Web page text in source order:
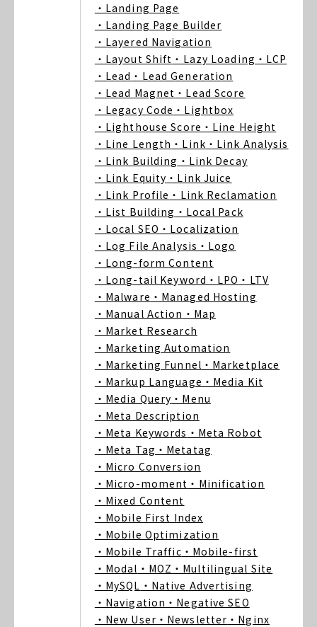
・Landing Page
・Landing Page Builder
・Layered Navigation
・Layout Shift ・Lazy Loading ・LCP
・Lead ・Lead Generation
・Lead Magnet ・Lead Score
・Legacy Code ・Lightbox
・Lighthouse Score ・Line Height
・Line Length ・Link ・Link Analysis
・Link Building ・Link Decay
・Link Equity ・Link Juice
・Link Profile ・Link Reclamation
・List Building ・Local Pack
・Local SEO ・Localization
・Log File Analysis ・Logo
・Long-form Content
・Long-tail Keyword ・LPO ・LTV
・Malware ・Managed Hosting
・Manual Action ・Map
・Market Research
・Marketing Automation
・Marketing Funnel ・Marketplace
・Markup Language ・Media Kit
・Media Query ・Menu
・Meta Description
・Meta Keywords ・Meta Robot
・Meta Tag ・Metatag
・Micro Conversion
・Micro-moment ・Minification
・Mixed Content
・Mobile First Index
・Mobile Optimization
・Mobile Traffic ・Mobile-first
・Modal ・MOZ ・Multilingual Site
・MySQL ・Native Advertising
・Navigation ・Negative SEO
・New User ・Newsletter ・Nginx